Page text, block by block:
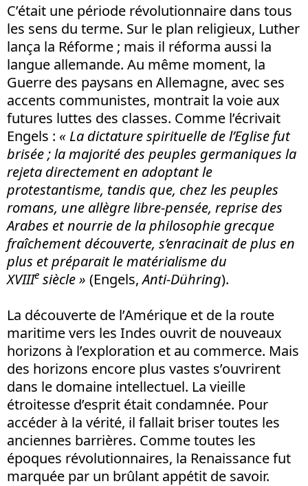
C’était une période révolutionnaire dans tous
les sens du terme. Sur le plan religieux, Luther
lança la Réforme ; mais il réforma aussi la
langue allemande. Au même moment, la
Guerre des paysans en Allemagne, avec ses
accents communistes, montrait la voie aux
futures luttes des classes. Comme l’écrivait
Engels : « La dictature spirituelle de l’Eglise fut
brisée; la majorité des peuples germaniques la
rejeta directement en adoptant le
protestantisme, tandis que, chez les peuples
romans, une allègre libre-pensée, reprise des
Arabes et nourrie de la philosophie grecque
fraîchement découverte, s’enracinait de plus en
plus et préparait le matérialisme du
XVIIIe siècle» (Engels,Anti-Dühring).
La découverte de l’Amérique et de la route
maritime vers les Indes ouvrit de nouveaux
horizons à l’exploration et au commerce. Mais
des horizons encore plus vastes s’ouvrirent
dans le domaine intellectuel. La vieille
étroitesse d’esprit était condamnée. Pour
accéder à la vérité, il fallait briser toutes les
anciennes barrières. Comme toutes les
époques révolutionnaires, la Renaissance fut
marquée par un brûlant appétit de savoir.